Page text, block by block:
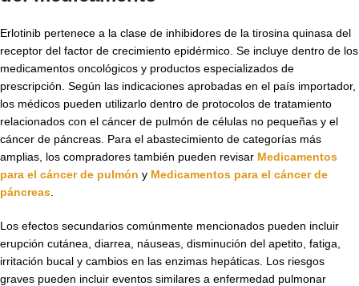
Erlotinib pertenece a la clase de inhibidores de la tirosina quinasa del
receptor del factor de crecimiento epidérmico. Se incluye dentro de los
medicamentos oncológicos y productos especializados de
prescripción. Según las indicaciones aprobadas en el país importador,
los médicos pueden utilizarlo dentro de protocolos de tratamiento
relacionados con el cáncer de pulmón de células no pequeñas y el
cáncer de páncreas. Para el abastecimiento de categorías más
amplias, los compradores también pueden revisar Medicamentos
para el cáncer de pulmón y Medicamentos para el cáncer de
páncreas
Los efectos secundarios comúnmente mencionados pueden incluir
erupción cutánea, diarrea, náuseas, disminución del apetito, fatiga,
irritación bucal y cambios en las enzimas hepáticas. Los riesgos
graves pueden incluir eventos similares a enfermedad pulmonar